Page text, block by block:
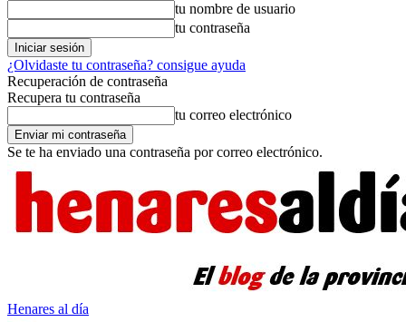
tu nombre de usuario
tu contraseña
¿Olvidaste tu contraseña? consigue ayuda
Recuperación de contraseña
Recupera tu contraseña
tu correo electrónico
Se te ha enviado una contraseña por correo electrónico.
Henares al día